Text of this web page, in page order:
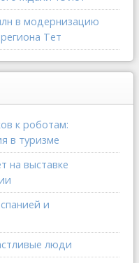
в модернизацию
Тет
к роботам:
в туризме
на выставке
и
люди